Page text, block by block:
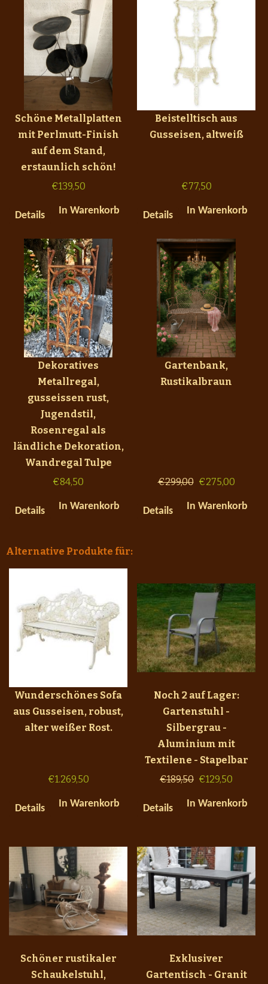
Schöne Metallplatten
mit Perlmutt-Finish
auf dem Stand,
erstaunlich schön!
€139,50
Details In Warenkorb
Beistelltisch aus
Gusseisen, altweiß
€77,50
Details In Warenkorb
Dekoratives
Metallregal,
gusseissen rust,
Jugendstil,
Rosenregal als
ländliche Dekoration,
Wandregal Tulpe
€84,50
Details In Warenkorb
Gartenbank,
Rustikalbraun
€299,00 €275,00
Details In Warenkorb
Alternative Produkte für:
Wunderschönes Sofa
aus Gusseisen, robust,
alter weißer Rost.
€1.269,50
Details In Warenkorb
Noch 2 auf Lager:
Gartenstuhl -
Silbergrau -
Aluminium mit
Textilene - Stapelbar
€189,50 €129,50
Details In Warenkorb
Schöner rustikaler
Schaukelstuhl,
Exklusiver
Gartentisch - Granit